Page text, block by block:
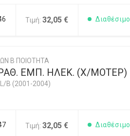
Τιμή: 32,05 € Διαθέσιμο
Β ΠΟΙΟΤΗΤΑ
ΕΜΠ. ΗΛΕΚ. (Χ/ΜΟΤΕΡ)
B (2001-2004)
Τιμή: 32,05 € Διαθέσιμο